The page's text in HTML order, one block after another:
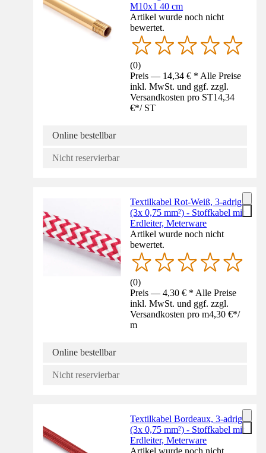
M10x1 40 cm
Artikel wurde noch nicht
bewertet.
(0)
Preis — 14,34 € * Alle Preise
inkl. MwSt. und ggf. zzgl.
Versandkosten pro ST14,34
€*/ ST
Online bestellbar
Nicht reservierbar
Textilkabel Rot-Weiß, 3-adrig,
(3x 0,75 mm²) - Stoffkabel mit
Erdleiter, Meterware
Artikel wurde noch nicht
bewertet.
(0)
Preis — 4,30 € * Alle Preise
inkl. MwSt. und ggf. zzgl.
Versandkosten pro m4,30 €*/
m
Online bestellbar
Nicht reservierbar
Textilkabel Bordeaux, 3-adrig,
(3x 0,75 mm²) - Stoffkabel mit
Erdleiter, Meterware
Artikel wurde noch nicht